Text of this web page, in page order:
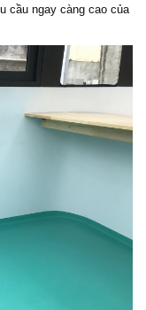
cầu ngay càng cao của